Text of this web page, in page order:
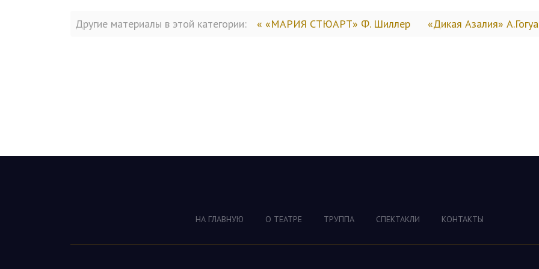
Другие материалы в этой категории: « «МАРИЯ СТЮАРТ» Ф. Шиллер «Дикая Азалия»
НА ГЛАВНУЮ О ТЕАТРЕ ТРУППА СПЕКТАКЛИ КОНТАКТЫ